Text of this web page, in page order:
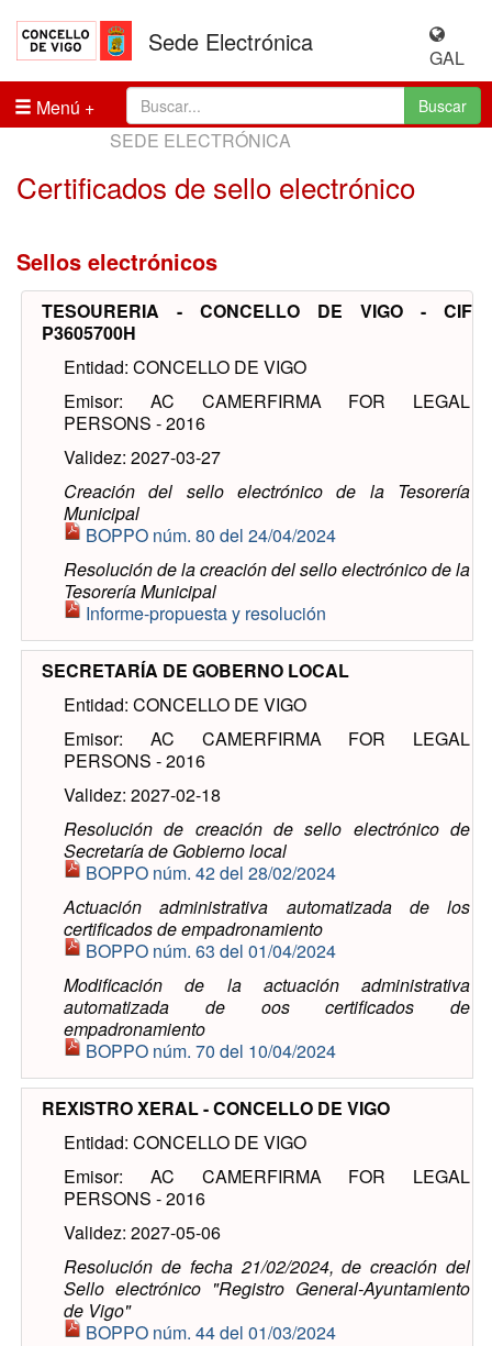
Sede Electrónica
GAL
Menú
Buscar
SEDE ELECTRÓNICA
Certificados de sello electrónico
Sellos electrónicos
TESOURERIA - CONCELLO DE VIGO - CIF
P3605700H
Entidad: CONCELLO DE VIGO
Emisor: AC CAMERFIRMA FOR LEGAL
PERSONS - 2016
Validez: 2027-03-27
Creación del sello electrónico de la Tesorería
Municipal
BOPPO núm. 80 del 24/04/2024
Resolución de la creación del sello electrónico de la
Tesorería Municipal
Informe-propuesta y resolución
SECRETARÍA DE GOBERNO LOCAL
Entidad: CONCELLO DE VIGO
Emisor: AC CAMERFIRMA FOR LEGAL
PERSONS - 2016
Validez: 2027-02-18
Resolución de creación de sello electrónico de
Secretaría de Gobierno local
BOPPO núm. 42 del 28/02/2024
Actuación administrativa automatizada de los
certificados de empadronamiento
BOPPO núm. 63 del 01/04/2024
Modificación de la actuación administrativa
automatizada de oos certificados de
empadronamiento
BOPPO núm. 70 del 10/04/2024
REXISTRO XERAL - CONCELLO DE VIGO
Entidad: CONCELLO DE VIGO
Emisor: AC CAMERFIRMA FOR LEGAL
PERSONS - 2016
Validez: 2027-05-06
Resolución de fecha 21/02/2024, de creación del
Sello electrónico "Registro General-Ayuntamiento
de Vigo"
BOPPO núm. 44 del 01/03/2024